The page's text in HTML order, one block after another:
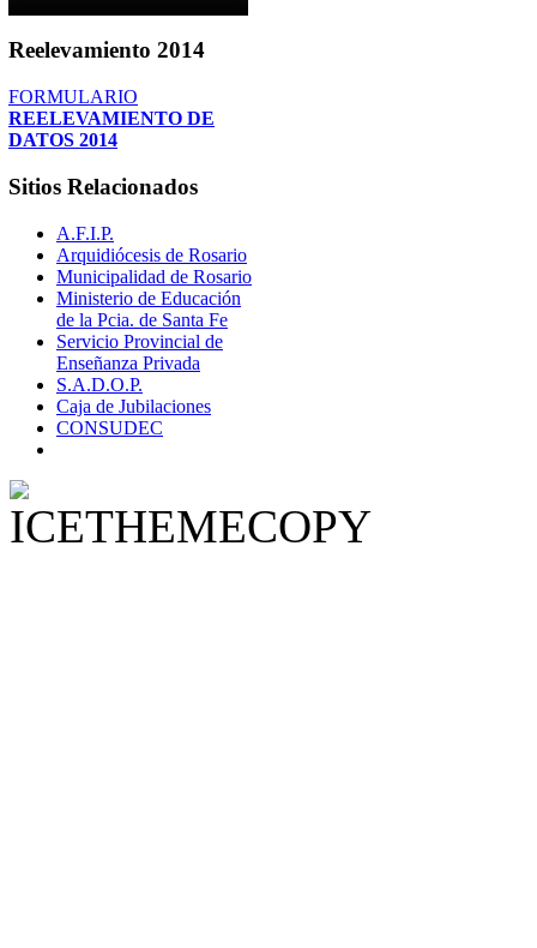
Reelevamiento 2014
FORMULARIO
REELEVAMIENTO DE
DATOS 2014
Sitios Relacionados
A.F.I.P.
Arquidiócesis de Rosario
Municipalidad de Rosario
Ministerio de Educación
de la Pcia. de Santa Fe
Servicio Provincial de
Enseñanza Privada
S.A.D.O.P.
Caja de Jubilaciones
CONSUDEC